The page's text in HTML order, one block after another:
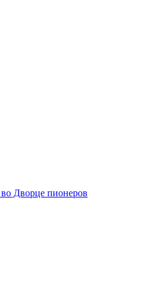
Дворце пионеров